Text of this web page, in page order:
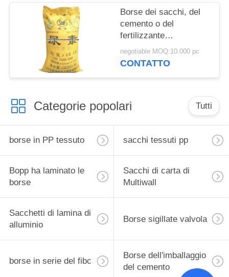
Borse dei sacchi, del
cemento o del
fertilizzante
dell'imballaggio del
polipropilene tessute
negotiable MOQ:10.000 pc
CONTATTO
Categorie popolari Tutti
borse in PP tessuto sacchi tessuti pp
Bopp ha laminato le
borse
Sacchi di carta di
Multiwall
Sacchetti di lamina di
alluminio
Borse sigillate valvola
borse in serie del fibc
Borse dell'imballaggio
del cemento